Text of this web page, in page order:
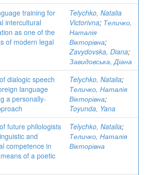
training for
intercultural
as one of the
of modern legal
Telychko, Natalia
Victorivna; Теличко,
Наталія
Вікторівна;
Zavydovska, Diana;
Завидовська, Діана
dialogic speech
language
a personally-
Telychko, Natalia;
Теличко, Наталія
Вікторівна;
Toyunda, Yana
future philologists
and
competence in
of a poetic
Telychko, Natalia;
Теличко, Наталія
Вікторівна